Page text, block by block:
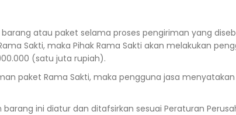
atau paket selama proses pengiriman yang
Sakti, maka Pihak Rama Sakti akan melakukan
(satu juta rupiah).
paket Rama Sakti, maka pengguna jasa
ini diatur dan ditafsirkan sesuai Peraturan